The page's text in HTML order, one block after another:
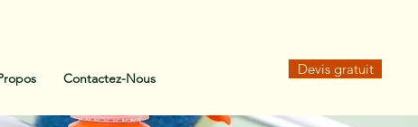
Contactez-Nous
Devis gratuit